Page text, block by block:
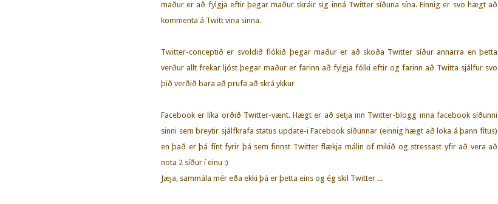
maður er að fylgja eftir þegar maður skráir sig inná Twitter síðuna sína. Einnig er svo hægt að
kommenta á Twitt vina sinna.
Twitter-conceptið er svoldið flókið þegar maður er að skoða Twitter síður annarra en þetta
verður allt frekar ljóst þegar maður er farinn að fylgja fólki eftir og farinn að Twitta sjálfur svo
þið verðið bara að prufa að skrá ykkur
Facebook er líka orðið Twitter-vænt. Hægt er að setja inn Twitter-blogg inna facebook síðunni
sinni sem breytir sjálfkrafa status update-i Facebook síðunnar (einnig hægt að loka á þann fítus)
en það er þá fínt fyrir þá sem finnst Twitter flækja málin of mikið og stressast yfir að vera að
nota 2 síður í einu :)
Jæja, sammála mér eða ekki þá er þetta eins og ég skil Twitter ...